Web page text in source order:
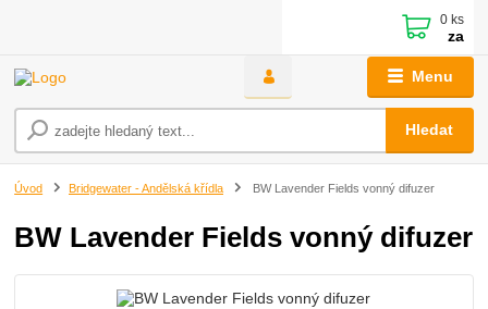
Menu
Hledat
0 ks
za
Úvod Bridgewater - Andělská křídla BW Lavender Fields vonný difuzer
BW Lavender Fields vonný difuzer